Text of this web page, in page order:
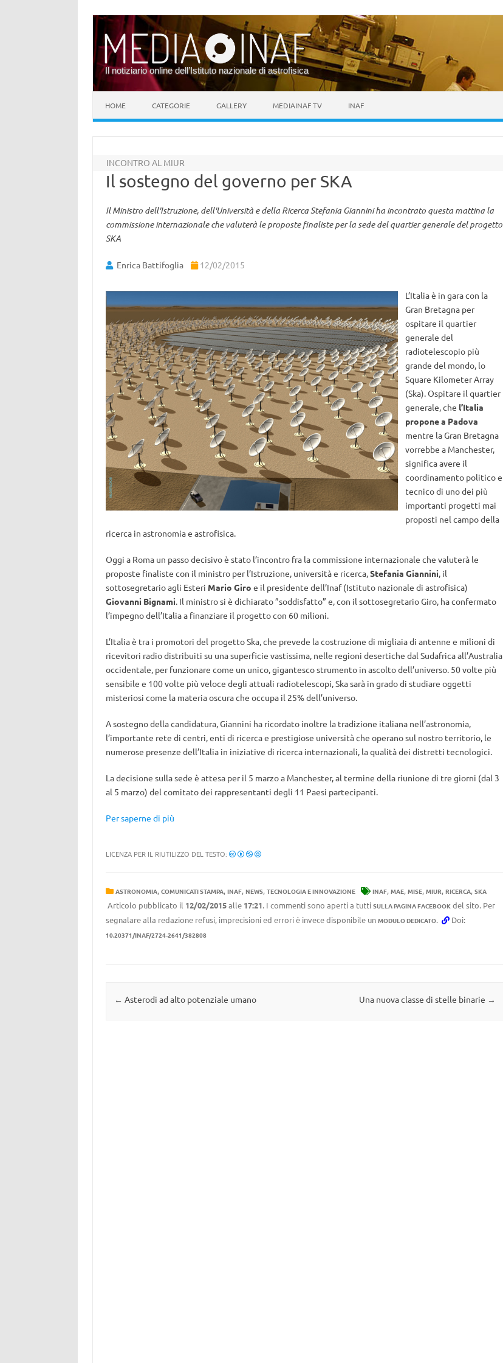
Il notiziario online dell’Istituto nazionale di astrofisica
HOME CATEGORIE GALLERY MEDIAINAF TV INAF
INCONTRO AL MIUR
Il sostegno del governo per SKA
Il Ministro dell'Istruzione, dell'Università e della Ricerca Stefania Giannini ha incontrato questa mattina la
commissione internazionale che valuterà le proposte finaliste per la sede del quartier generale del progetto
SKA
Enrica Battifoglia 12/02/2015
L’Italia è in gara con la
Gran Bretagna per
ospitare il quartier
generale del
radiotelescopio più
grande del mondo, lo
Square Kilometer Array
(Ska). Ospitare il quartier
generale, che l’Italia
propone a Padova
mentre la Gran Bretagna
vorrebbe a Manchester,
significa avere il
coordinamento politico e
tecnico di uno dei più
importanti progetti mai
proposti nel campo della
ricerca in astronomia e astrofisica.
Oggi a Roma un passo decisivo è stato l’incontro fra la commissione internazionale che valuterà le
proposte finaliste con il ministro per l’Istruzione, università e ricerca,Stefania Giannini, il
sottosegretario agli Esteri Mario Giro e il presidente dell’Inaf (Istituto nazionale di astrofisica)
Giovanni Bignami. Il ministro si è dichiarato ”soddisfatto” e, con il sottosegretario Giro, ha confermato
l’impegno dell’Italia a finanziare il progetto con 60 milioni.
L’Italia è tra i promotori del progetto Ska, che prevede la costruzione di migliaia di antenne e milioni di
ricevitori radio distribuiti su una superficie vastissima, nelle regioni desertiche dal Sudafrica all’Australia
occidentale, per funzionare come un unico, gigantesco strumento in ascolto dell’universo. 50 volte più
sensibile e 100 volte più veloce degli attuali radiotelescopi, Ska sarà in grado di studiare oggetti
misteriosi come la materia oscura che occupa il 25% dell’universo.
A sostegno della candidatura, Giannini ha ricordato inoltre la tradizione italiana nell’astronomia,
l’importante rete di centri, enti di ricerca e prestigiose università che operano sul nostro territorio, le
numerose presenze dell’Italia in iniziative di ricerca internazionali, la qualità dei distretti tecnologici.
La decisione sulla sede è attesa per il 5 marzo a Manchester, al termine della riunione di tre giorni (dal 3
al 5 marzo) del comitato dei rappresentanti degli 11 Paesi partecipanti.
Per saperne di più
LICENZA PER IL RIUTILIZZO DEL TESTO:
ASTRONOMIA, COMUNICATI STAMPA, INAF, NEWS, TECNOLOGIA E INNOVAZIONE INAF, MAE, MISE, MIUR, RICERCA, SKA
Articolo pubblicato il 12/02/2015alle 17:21. I commenti sono aperti a tutti SULLA PAGINA FACEBOOKdel sito. Per
segnalare alla redazione refusi, imprecisioni ed errori è invece disponibile un MODULO DEDICATO. Doi:
10.20371/INAF/2724-2641/382808
Navigazione articolo
← Asterodi ad alto potenziale umano Una nuova classe di stelle binarie →